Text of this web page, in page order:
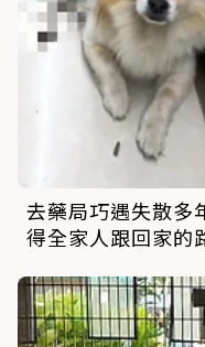
去藥局巧遇失散多
得全家人跟回家的